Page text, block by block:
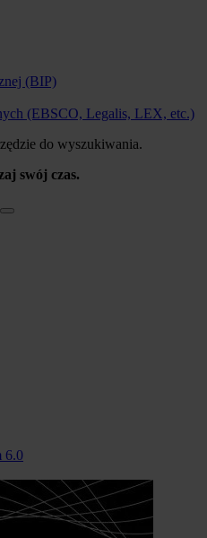
(BIP)
(EBSCO, Legalis, LEX, etc.)
do wyszukiwania.
swój czas.
6.0